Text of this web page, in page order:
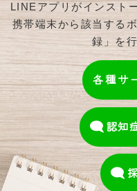
LINEアプリがインスト
携帯端末から該当する
録」を
各種サ
認知